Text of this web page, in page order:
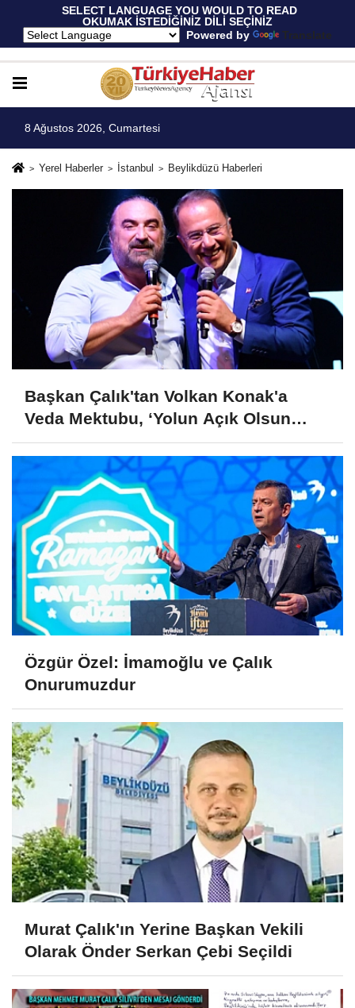
SELECT LANGUAGE YOU WOULD TO READ
OKUMAK İSTEDİĞİNİZ DİLİ SEÇİNİZ
Powered by
Translate
8 Ağustos 2026, Cumartesi
Yerel Haberler İstanbul Beylikdüzü Haberleri
Başkan Çalık'tan Volkan Konak'a
Veda Mektubu, ‘Yolun Açık Olsun
Kuzeyin Oğlu’
Özgür Özel: İmamoğlu ve Çalık
Onurumuzdur
Murat Çalık'ın Yerine Başkan Vekili
Olarak Önder Serkan Çebi Seçildi